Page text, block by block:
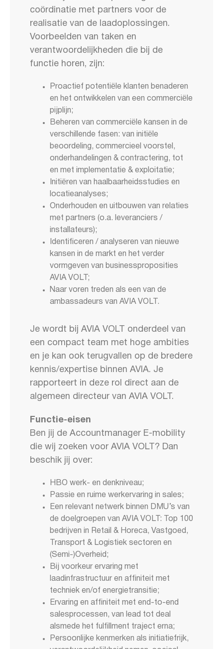
coördinatie met partners voor de
realisatie van de laadoplossingen.
Voorbeelden van taken en
verantwoordelijkheden die bij de
functie horen, zijn:
Proactief potentiële klanten benaderen
en het ontwikkelen van een commerciële
pijplijn;
Beheren van commerciële kansen in de
verschillende fasen: van initiële
beoordeling, commercieel voorstel,
onderhandelingen & contractering, tot
en met implementatie & exploitatie;
Initiëren van haalbaarheidsstudies en
locatieanalyses;
Onderhouden en uitbouwen van relaties
met partners (o.a. leveranciers /
installateurs);
Identificeren / analyseren van nieuwe
kansen in de markt en het verder
vormgeven van businessproposities
AVIA VOLT;
Naar voren treden als een van de
ambassadeurs van AVIA VOLT.
Je wordt bij AVIA VOLT onderdeel van
een compact team met hoge ambities
en je kan ook terugvallen op de bredere
kennis/expertise binnen AVIA. Je
rapporteert in deze rol direct aan de
algemeen directeur van AVIA VOLT.
Functie-eisen
Ben jij de Accountmanager E-mobility
die wij zoeken voor AVIA VOLT? Dan
beschik jij over:
HBO werk- en denkniveau;
Passie en ruime werkervaring in sales;
Een relevant netwerk binnen DMU’s van
de doelgroepen van AVIA VOLT: Top 100
bedrijven in Retail & Horeca, Vastgoed,
Transport & Logistiek sectoren en
(Semi-)Overheid;
Bij voorkeur ervaring met
laadinfrastructuur en affiniteit met
techniek en/of energietransitie;
Ervaring en affiniteit met end-to-end
salesprocessen, van lead tot deal
alsmede het fulfillment traject erna;
Persoonlijke kenmerken als initiatiefrijk,